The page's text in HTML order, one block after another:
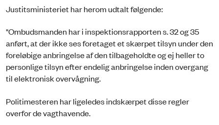
Justitsministeriet har herom udtalt følgende:
"Ombudsmanden har i inspektionsrapporten s. 32 og 35
anført, at der ikke ses foretaget et skærpet tilsyn under den
foreløbige anbringelse af den tilbageholdte og ej heller to
personlige tilsyn efter endelig anbringelse inden overgang
til elektronisk overvågning.
Politimesteren har ligeledes indskærpet disse regler
overfor de vagthavende.